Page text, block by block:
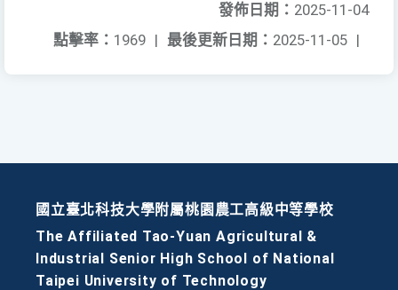
發佈日期： 2025-11-04
最後更新日期： 2025-11-05 |
點擊率： 1969 |
國立臺北科技大學附屬桃園農工高級中等學校
The Affiliated Tao-Yuan Agricultural &
Industrial Senior High School of National
Taipei University of Technology